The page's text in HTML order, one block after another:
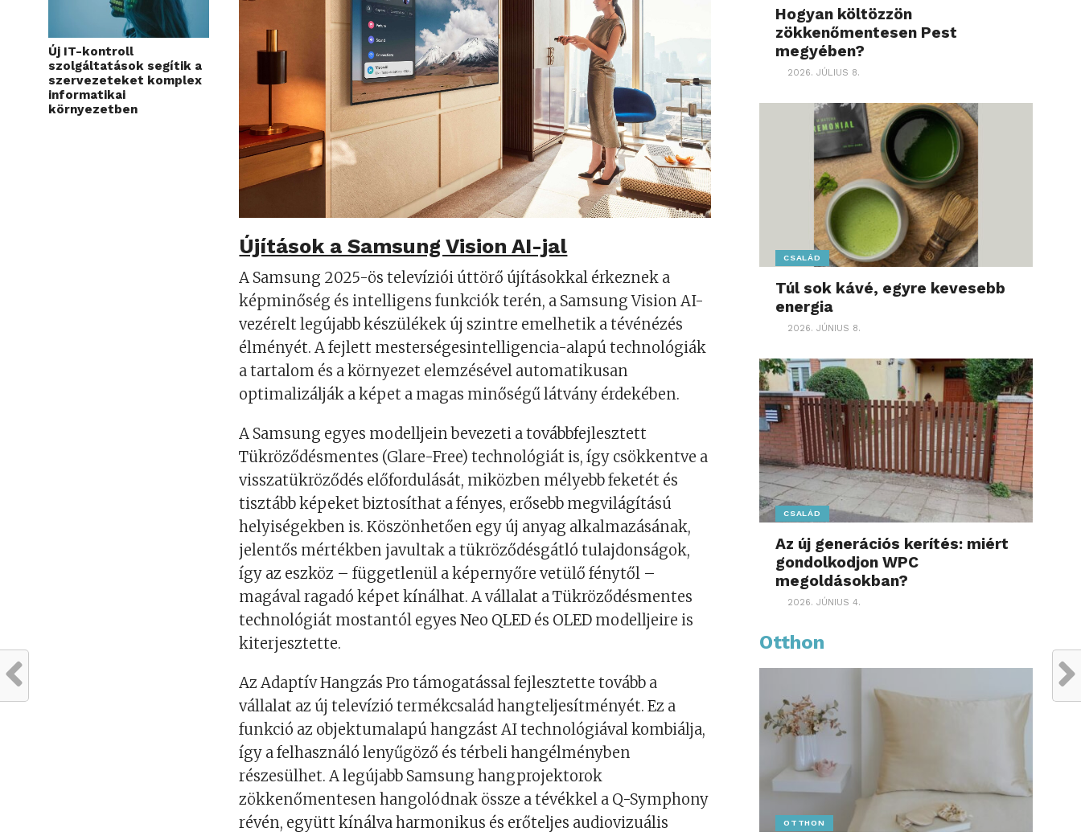
Új IT-kontroll
szolgáltatások segítik a
szervezeteket komplex
informatikai
környezetben
Újítások a Samsung Vision AI-jal
A Samsung 2025-ös televíziói úttörő újításokkal érkeznek a
képminőség és intelligens funkciók terén, a Samsung Vision AI-
vezérelt legújabb készülékek új szintre emelhetik a tévénézés
élményét. A fejlett mesterségesintelligencia-alapú technológiák
a tartalom és a környezet elemzésével automatikusan
optimalizálják a képet a magas minőségű látvány érdekében.
A Samsung egyes modelljein bevezeti a továbbfejlesztett
Tükröződésmentes (Glare-Free) technológiát is, így csökkentve a
visszatükröződés előfordulását, miközben mélyebb feketét és
tisztább képeket biztosíthat a fényes, erősebb megvilágítású
helyiségekben is. Köszönhetően egy új anyag alkalmazásának,
jelentős mértékben javultak a tükröződésgátló tulajdonságok,
így az eszköz – függetlenül a képernyőre vetülő fénytől –
magával ragadó képet kínálhat. A vállalat a Tükröződésmentes
technológiát mostantól egyes Neo QLED és OLED modelljeire is
kiterjesztette.
Az Adaptív Hangzás Pro támogatással fejlesztette tovább a
vállalat az új televízió termékcsalád hangteljesítményét. Ez a
funkció az objektumalapú hangzást AI technológiával kombiálja,
így a felhasználó lenyűgöző és térbeli hangélményben
részesülhet. A legújabb Samsung hangprojektorok
zökkenőmentesen hangolódnak össze a tévékkel a Q-Symphony
révén, együtt kínálva harmonikus és erőteljes audiovizuális
Hogyan költözzön
zökkenőmentesen Pest
megyében?
2026. JÚLIUS 8.
CSALÁD
Túl sok kávé, egyre kevesebb
energia
2026. JÚNIUS 8.
CSALÁD
Az új generációs kerítés: miért
gondolkodjon WPC
megoldásokban?
2026. JÚNIUS 4.
Otthon
OTTHON